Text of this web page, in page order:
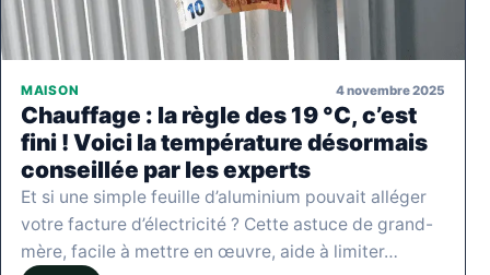
MAISON 4 novembre 2025
Chauffage : la règle des 19 °C, c’est
fini ! Voici la température désormais
conseillée par les experts
Et si une simple feuille d’aluminium pouvait alléger
votre facture d’électricité ? Cette astuce de grand-
mère, facile à mettre en œuvre, aide à limiter…